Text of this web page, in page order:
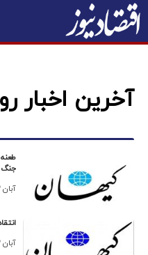
آخرین اخبار
جنگ
۲۴ آبان ۱۴۰۳
۲۳ آبان ۱۴۰۳